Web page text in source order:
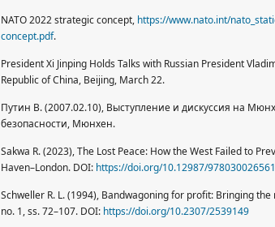
NATO 2022 strategic concept, https://www.nato.int/
concept.pdf.
President Xi Jinping Holds Talks with Russian President
Republic of China, Beijing, March 22.
Путин В. (2007.02.10), Выступление и дискуссия на
безопасности, Мюнхен.
Sakwa R. (2023), The Lost Peace: How the West Failed to
Haven–London. DOI: https://doi.org/10.12987/
Schweller R. L. (1994), Bandwagoning for profit: Bringing
no. 1, ss. 72–107. DOI: https://doi.org/10.2307/2539149